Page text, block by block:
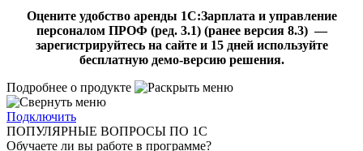
Оцените удобство аренды 1C:Зарплата и управление
персоналом ПРОФ (ред. 3.1) (ранее версия 8.3) —
зарегистрируйтесь на сайте и 15 дней используйте
бесплатную демо-версию решения.
Подробнее о продукте
Подключить
ПОПУЛЯРНЫЕ ВОПРОСЫ ПО 1С
Обучаете ли вы работе в программе?